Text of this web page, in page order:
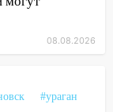
обманули
на
улицу
08.08.2026
#ураган